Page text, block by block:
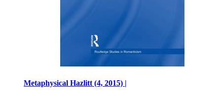
Metaphysical Hazlitt (4, 2015) |